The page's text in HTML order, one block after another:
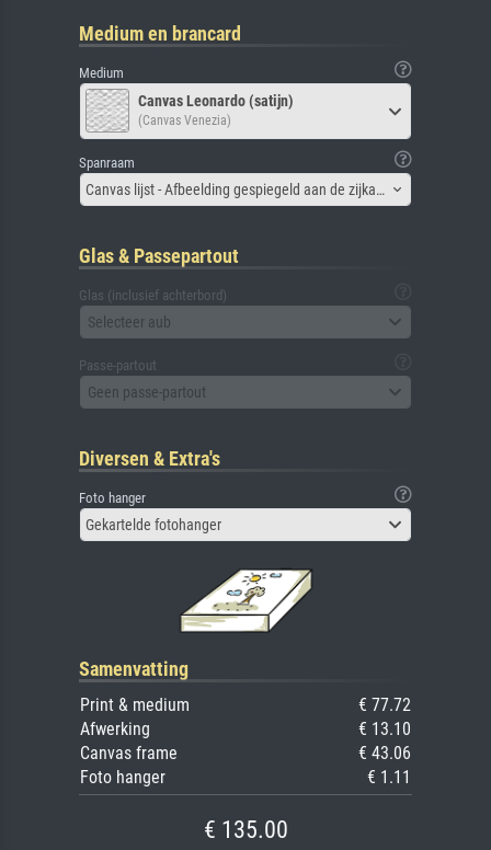
Medium en brancard
Medium
Canvas Leonardo (satijn)
(Canvas Venezia)
Spanraam
Canvas lijst - Afbeelding gespiegeld aan de zijkant
Glas & Passepartout
Glas (inclusief achterbord)
Selecteer aub
Passe-partout
Geen passe-partout
Diversen & Extra's
Foto hanger
Gekartelde fotohanger
Samenvatting
Print & medium
€ 77.72
Afwerking
€ 13.10
Canvas frame
€ 43.06
Foto hanger
€ 1.11
€ 135.00